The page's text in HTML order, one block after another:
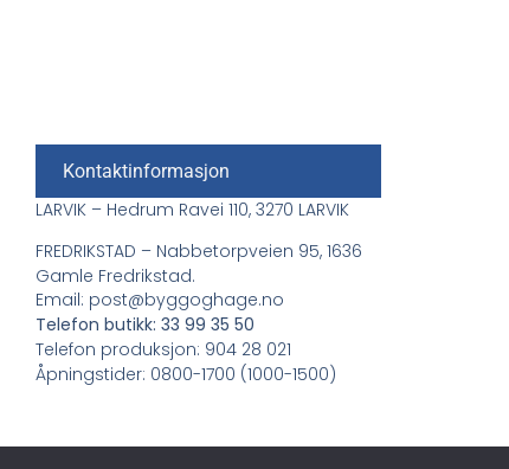
Kontaktinformasjon
LARVIK – Hedrum Ravei 110, 3270 LARVIK
FREDRIKSTAD – Nabbetorpveien 95, 1636
Gamle Fredrikstad.
Email: post@byggoghage.no
Telefon butikk: 33 99 35 50
Telefon produksjon: 904 28 021
Åpningstider: 0800-1700 (1000-1500)